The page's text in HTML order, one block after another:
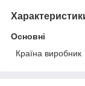
Основні
Країна виробник